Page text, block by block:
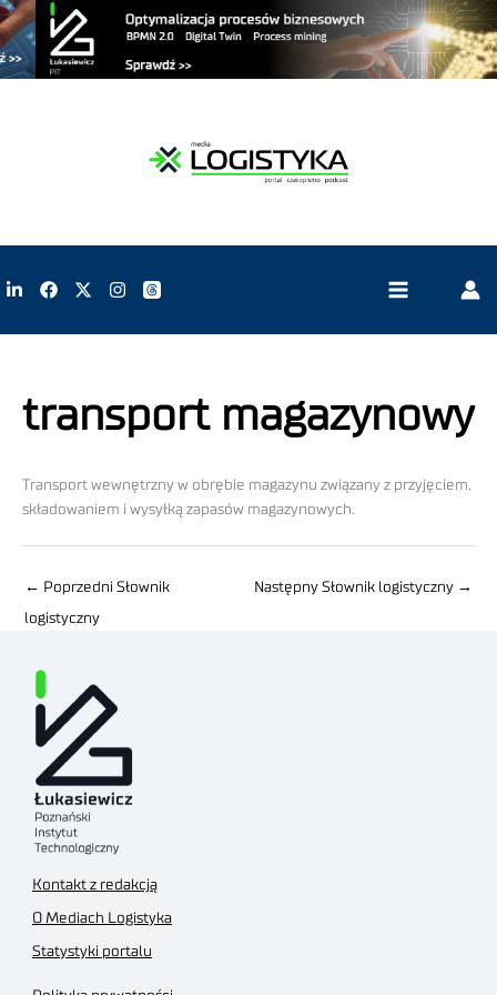
transport magazynowy
Transport wewnętrzny w obrębie magazynu związany z przyjęciem,
składowaniem i wysyłką zapasów magazynowych.
← Poprzedni Słownik
logistyczny
Następny Słownik logistyczny →
Kontakt z redakcją
O Mediach Logistyka
Statystyki portalu